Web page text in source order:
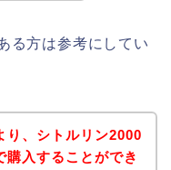
る方は参考にしてい
り、シトルリン2000
購入することができ